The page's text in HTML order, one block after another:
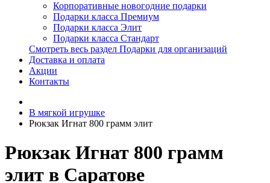
Корпоративные новогодние подарки
Подарки класса Премиум
Подарки класса Элит
Подарки класса Стандарт
Смотреть весь раздел Подарки для организаций
Доставка и оплата
Акции
Контакты
В мягкой игрушке
Рюкзак Игнат 800 грамм элит
Рюкзак Игнат 800 грамм
элит в Саратове